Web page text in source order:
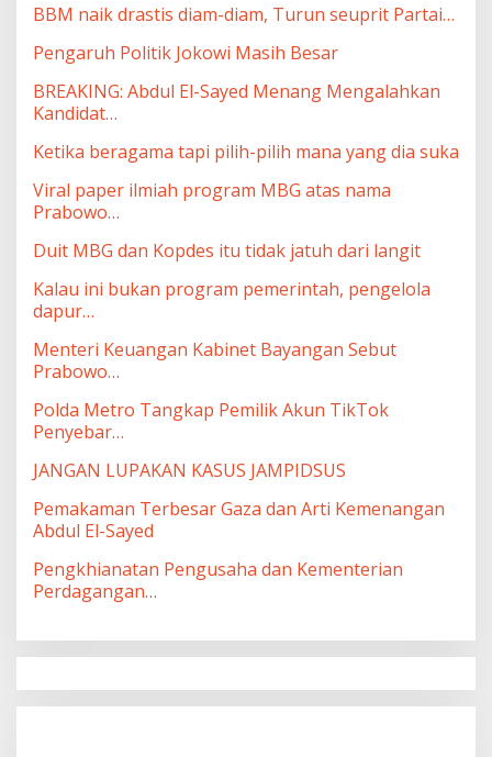
BBM naik drastis diam-diam, Turun seuprit Partai…
Pengaruh Politik Jokowi Masih Besar
BREAKING: Abdul El-Sayed Menang Mengalahkan
Kandidat…
Ketika beragama tapi pilih-pilih mana yang dia suka
Viral paper ilmiah program MBG atas nama
Prabowo…
Duit MBG dan Kopdes itu tidak jatuh dari langit
Kalau ini bukan program pemerintah, pengelola
dapur…
Menteri Keuangan Kabinet Bayangan Sebut
Prabowo…
Polda Metro Tangkap Pemilik Akun TikTok
Penyebar…
JANGAN LUPAKAN KASUS JAMPIDSUS
Pemakaman Terbesar Gaza dan Arti Kemenangan
Abdul El-Sayed
Pengkhianatan Pengusaha dan Kementerian
Perdagangan…